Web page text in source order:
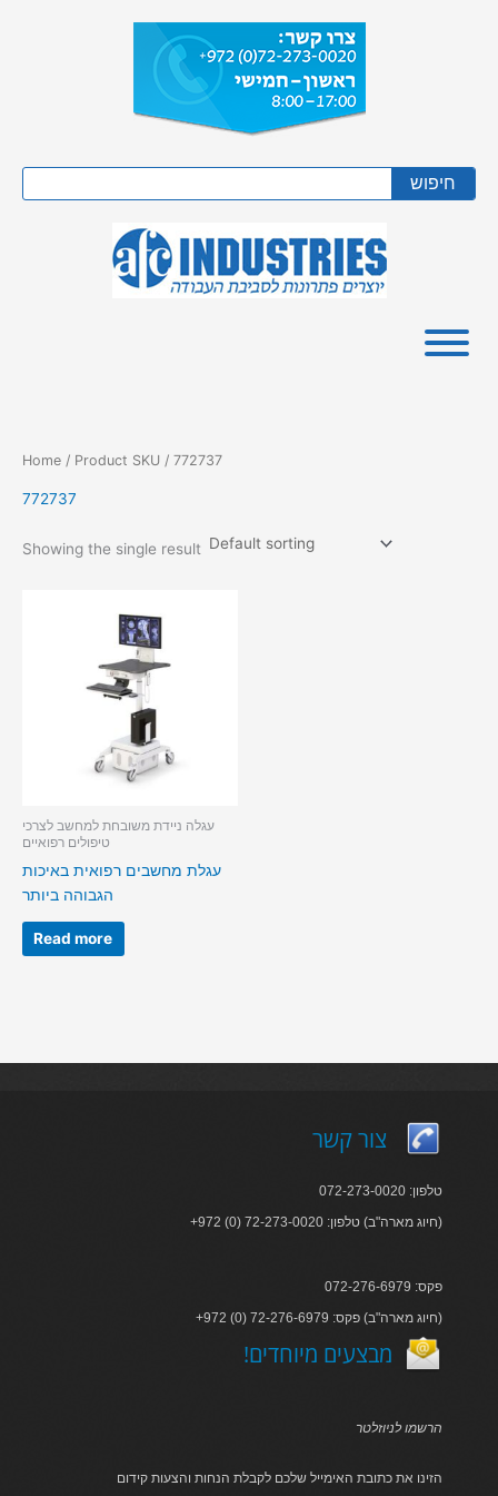
חיפוש
Home / Product SKU / 772737
772737
Showing the single result
עגלה ניידת משובחת למחשב לצרכי
טיפולים רפואיים
עגלת מחשבים רפואית באיכות
הגבוהה ביותר
Read more
צור קשר
טלפון: 072-273-0020
+972 (0) 72-273-0020 :חיוג מארה"ב) טלפון)
פקס: 072-276-6979
+972 (0) 72-276-6979 :חיוג מארה"ב) פקס)
!מבצעים מיוחדים
הרשמו לניוזלטר
הזינו את כתובת האימייל שלכם לקבלת הנחות והצעות קידום